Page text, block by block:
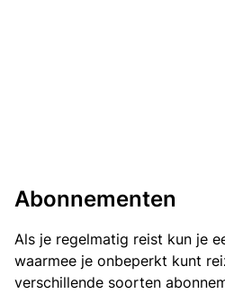
Abonnementen
Als je regelmatig reist kun je
waarmee je onbeperkt kunt
verschillende soorten